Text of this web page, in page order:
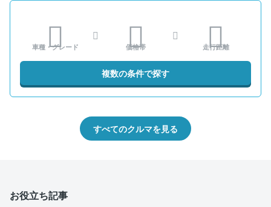
車種・グレード 価格帯 走行距離
複数の条件で探す
すべてのクルマを見る
お役立ち記事